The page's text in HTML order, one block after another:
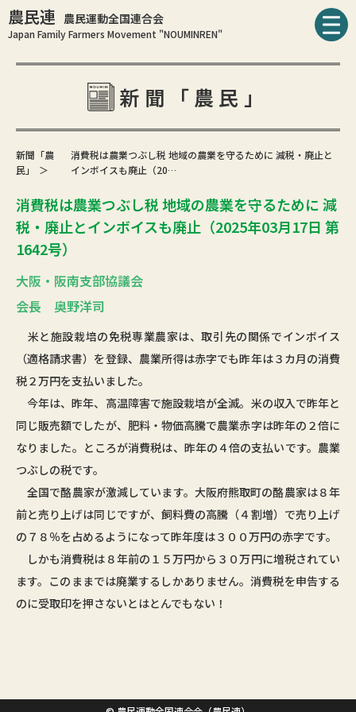
農民連 農民運動全国連合会
Japan Family Farmers Movement "NOUMINREN"
新聞「農民」
新聞「農
民」
消費税は農業つぶし税 地域の農業を守るために 減税・廃止と
インボイスも廃止（20…
消費税は農業つぶし税 地域の農業を守るために 減
税・廃止とインボイスも廃止（2025年03月17日 第
1642号）
大阪・阪南支部協議会
会長 奥野洋司
米と施設栽培の免税専業農家は、取引先の関係でインボイス
（適格請求書）を登録、農業所得は赤字でも昨年は３カ月の消費
税２万円を支払いました。
今年は、昨年、高温障害で施設栽培が全滅。米の収入で昨年と
同じ販売額でしたが、肥料・物価高騰で農業赤字は昨年の２倍に
なりました。ところが消費税は、昨年の４倍の支払いです。農業
つぶしの税です。
全国で酪農家が激減しています。大阪府熊取町の酪農家は８年
前と売り上げは同じですが、飼料費の高騰（４割増）で売り上げ
の７８％を占めるようになって昨年度は３００万円の赤字です。
しかも消費税は８年前の１５万円から３０万円に増税されてい
ます。このままでは廃業するしかありません。消費税を申告する
のに受取印を押さないとはとんでもない！